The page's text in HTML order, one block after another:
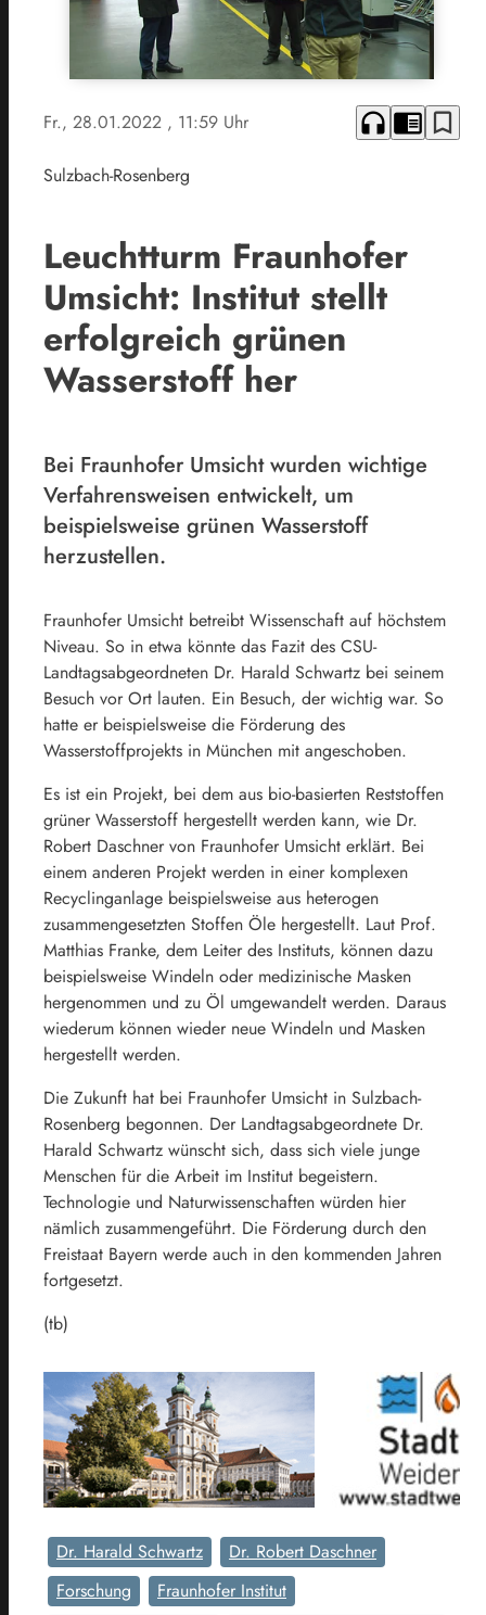
Fr., 28.01.2022 , 11:59 Uhr headphones chrome_reader_mode bookmark_border
Sulzbach-Rosenberg
Leuchtturm Fraunhofer
Umsicht: Institut stellt
erfolgreich grünen
Wasserstoff her
Bei Fraunhofer Umsicht wurden wichtige
Verfahrensweisen entwickelt, um
beispielsweise grünen Wasserstoff
herzustellen.
­Fraunhofer Umsicht betreibt Wissenschaft auf höchstem
Niveau. So in etwa könnte das Fazit des CSU-
Landtagsabgeordneten Dr. Harald Schwartz bei seinem
Besuch vor Ort lauten. Ein Besuch, der wichtig war. So
hatte er beispielsweise die Förderung des
Wasserstoffprojekts in München mit angeschoben.
Es ist ein Projekt, bei dem aus bio-basierten Reststoffen
grüner Wasserstoff hergestellt werden kann, wie Dr.
Robert Daschner von Fraunhofer Umsicht erklärt. Bei
einem anderen Projekt werden in einer komplexen
Recyclinganlage beispielsweise aus heterogen
zusammengesetzten Stoffen Öle hergestellt. Laut Prof.
Matthias Franke, dem Leiter des Instituts, können dazu
beispielsweise Windeln oder medizinische Masken
hergenommen und zu Öl umgewandelt werden. Daraus
wiederum können wieder neue Windeln und Masken
hergestellt werden.
Die Zukunft hat bei Fraunhofer Umsicht in Sulzbach-
Rosenberg begonnen. Der Landtagsabgeordnete Dr.
Harald Schwartz wünscht sich, dass sich viele junge
Menschen für die Arbeit im Institut begeistern.
Technologie und Naturwissenschaften würden hier
nämlich zusammengeführt. Die Förderung durch den
Freistaat Bayern werde auch in den kommenden Jahren
fortgesetzt.
(tb)
Dr. Harald Schwartz
Dr. Robert Daschner
Forschung
Fraunhofer Institut